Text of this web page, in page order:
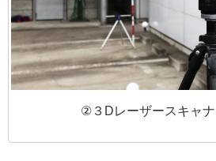
②３Dレーザースキャ